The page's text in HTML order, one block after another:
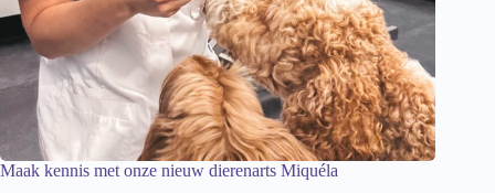
Maak kennis met onze nieuw dierenarts Miquéla